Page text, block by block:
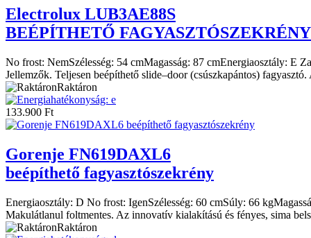
Electrolux LUB3AE88S
BEÉPÍTHETŐ FAGYASZTÓSZEKRÉNY
No frost: NemSzélesség: 54 cmMagasság: 87 cmEnergiaosztály: E
Jellemzők. Teljesen beépíthető slide–door (csúszkapántos)
Raktáron
133.900 Ft
Gorenje FN619DAXL6
beépíthető fagyasztószekrény
Energiaosztály: D No frost: IgenSzélesség: 60 cmSúly: 66 kg
Makulátlanul foltmentes. Az innovatív kialakítású és fényes, sima
Raktáron